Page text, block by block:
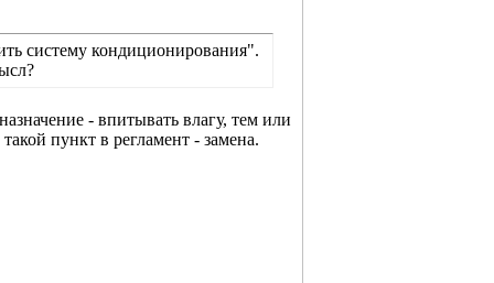
систему кондиционирования".
- впитывать влагу, тем или
пункт в регламент - замена.